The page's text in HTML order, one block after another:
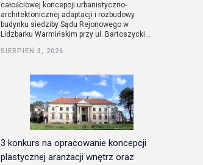
całościowej koncepcji urbanistyczno-
architektonicznej adaptacji i rozbudowy
budynku siedziby Sądu Rejonowego w
Lidzbarku Warmińskim przy ul. Bartoszycki...
SIERPIEŃ 3, 2026
3 konkurs na opracowanie koncepcji
plastycznej aranżacji wnętrz oraz